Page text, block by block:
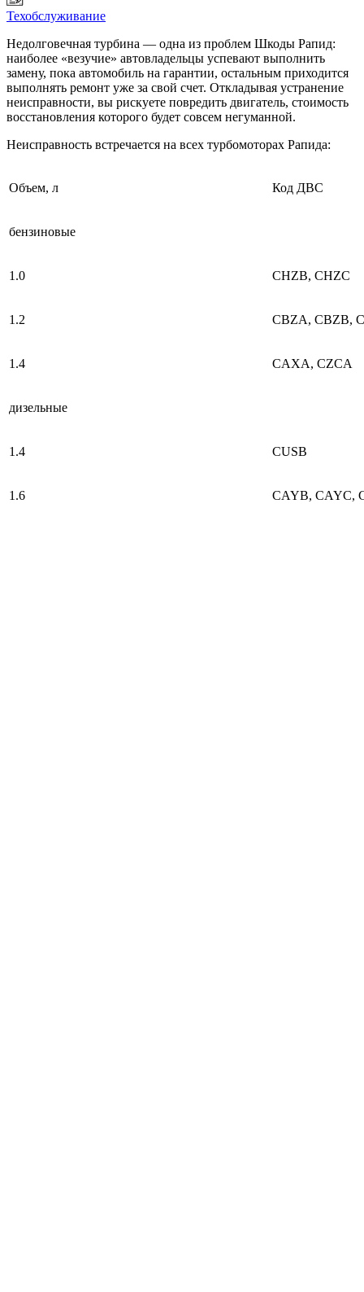
Техобслуживание
Недолговечная турбина — одна из проблем Шкоды Рапид:
наиболее «везучие» автовладельцы успевают выполнить
замену, пока автомобиль на гарантии, остальным приходится
выполнять ремонт уже за свой счет. Откладывая устранение
неисправности, вы рискуете повредить двигатель, стоимость
восстановления которого будет совсем негуманной.
Неисправность встречается на всех турбомоторах Рапида:
Объем, л Код ДВС
бензиновые
1.0 CHZB, CHZC
1.2 CBZA, CBZB,
1.4 CAXA, CZCA
дизельные
1.4 CUSB
1.6 CAYB, CAYC,